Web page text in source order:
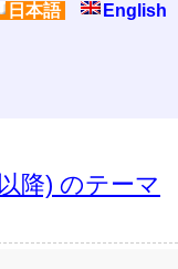
日本語 English
降) のテーマ